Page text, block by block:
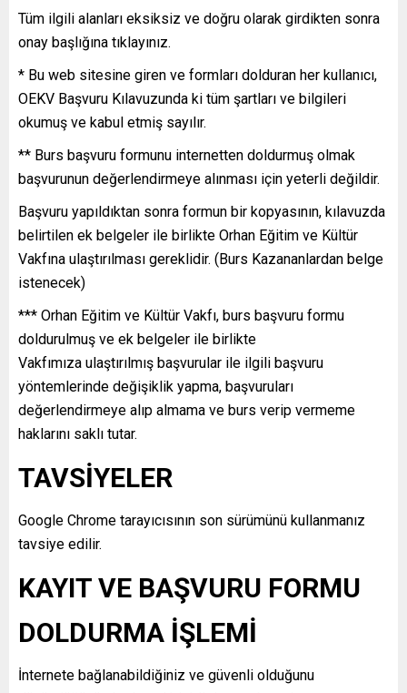
Tüm ilgili alanları eksiksiz ve doğru olarak girdikten sonra
onay başlığına tıklayınız.
* Bu web sitesine giren ve formları dolduran her kullanıcı,
OEKV Başvuru Kılavuzunda ki tüm şartları ve bilgileri
okumuş ve kabul etmiş sayılır.
** Burs başvuru formunu internetten doldurmuş olmak
başvurunun değerlendirmeye alınması için yeterli değildir.
Başvuru yapıldıktan sonra formun bir kopyasının, kılavuzda
belirtilen ek belgeler ile birlikte Orhan Eğitim ve Kültür
Vakfına ulaştırılması gereklidir. (Burs Kazananlardan belge
istenecek)
*** Orhan Eğitim ve Kültür Vakfı, burs başvuru formu
doldurulmuş ve ek belgeler ile birlikte
Vakfımıza ulaştırılmış başvurular ile ilgili başvuru
yöntemlerinde değişiklik yapma, başvuruları
değerlendirmeye alıp almama ve burs verip vermeme
haklarını saklı tutar.
TAVSİYELER
Google Chrome tarayıcısının son sürümünü kullanmanız
tavsiye edilir.
KAYIT VE BAŞVURU FORMU
DOLDURMA İŞLEMİ
İnternete bağlanabildiğiniz ve güvenli olduğunu